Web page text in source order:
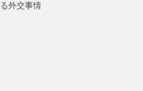
外交事情